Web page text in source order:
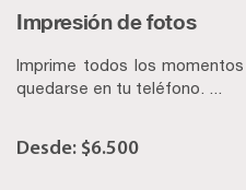
Impresión de fotos
Imprime todos los
quedarse en tu teléfono. ...
$6.500